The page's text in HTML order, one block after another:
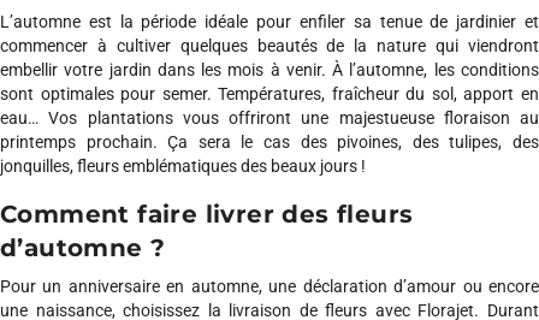
L’automne est la période idéale pour enfiler sa tenue de jardinier et
commencer à cultiver quelques beautés de la nature qui viendront
embellir votre jardin dans les mois à venir. À l’automne, les conditions
sont optimales pour semer. Températures, fraîcheur du sol, apport en
eau… Vos plantations vous offriront une majestueuse floraison au
printemps prochain. Ça sera le cas des pivoines, des tulipes, des
jonquilles, fleurs emblématiques des beaux jours !
Comment faire livrer des fleurs
d’automne ?
Pour un anniversaire en automne, une déclaration d’amour ou encore
une naissance, choisissez la livraison de fleurs avec Florajet. Durant